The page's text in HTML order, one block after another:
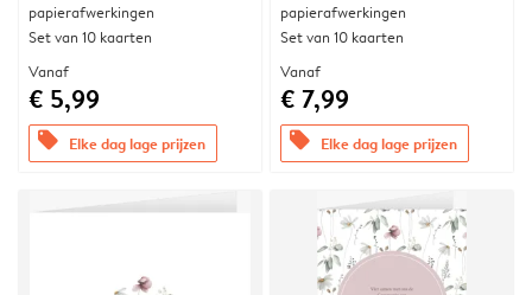
papierafwerkingen
Set van 10 kaarten
Vanaf
€ 5,99
offers Elke dag lage prijzen
papierafwerkingen
Set van 10 kaarten
Vanaf
€ 7,99
offers Elke dag lage prijzen